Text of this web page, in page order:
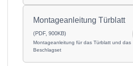
Montageanleitung Türblatt
(PDF, 900KB)
Montageanleitung für das Türblatt und das
Beschlagset